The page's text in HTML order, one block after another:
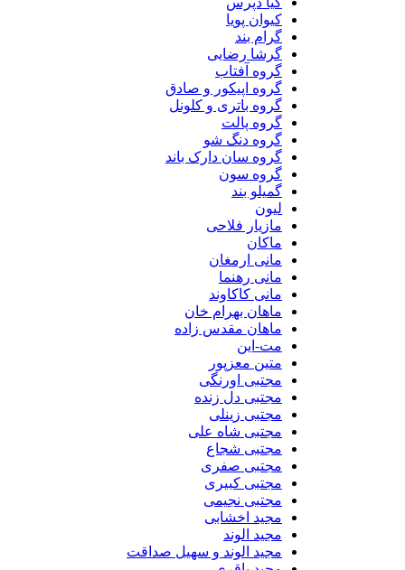
کیوان پویا
گرام بند
گرشا رضایی
گروه آفتاب
گروه اپیکور و صادق
گروه باتری و کلونل
گروه پالت
گروه دنگ شو
گروه سان دارک باند
گروه سون
گمیلو بند
مازیار فلاحی
مانی ارمغان
مانی رهنما
مانی کاکاوند
ماهان بهرام خان
ماهان مقدس زاده
مت-این
متین معزپور
مجتبی اورنگی
مجتبی دل زنده
مجتبی زینلی
مجتبی شاه علی
مجتبی شجاع
مجتبی صفری
مجتبی کبیری
مجتبی نجیمی
مجید اخشابی
مجید الوند‎
مجید الوند و سهیل صداقت